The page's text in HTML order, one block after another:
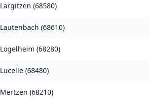
Largitzen (68580)
Lautenbach (68610)
Logelheim (68280)
Lucelle (68480)
Mertzen (68210)